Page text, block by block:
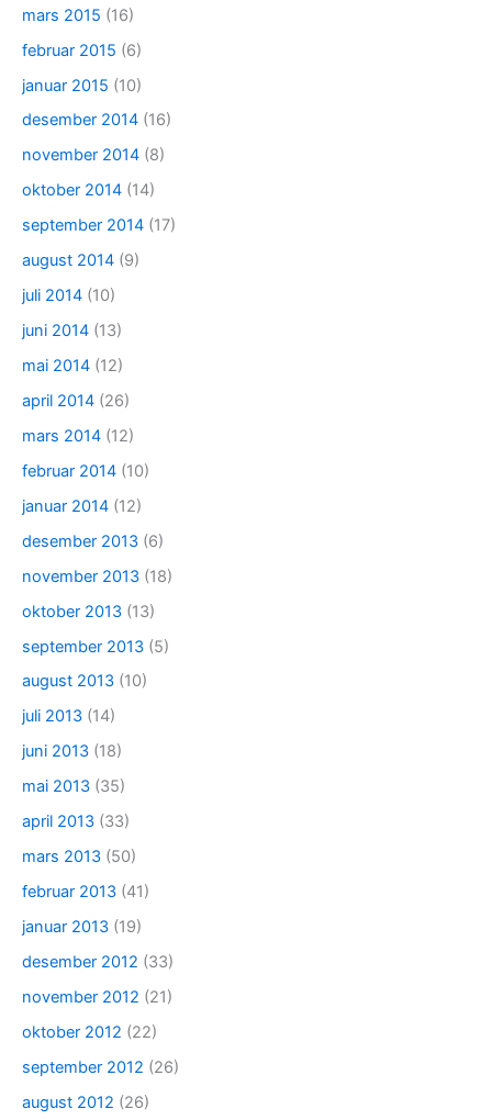
mars 2015 (16)
februar 2015 (6)
januar 2015 (10)
desember 2014 (16)
november 2014 (8)
oktober 2014 (14)
september 2014 (17)
august 2014 (9)
juli 2014 (10)
juni 2014 (13)
mai 2014 (12)
april 2014 (26)
mars 2014 (12)
februar 2014 (10)
januar 2014 (12)
desember 2013 (6)
november 2013 (18)
oktober 2013 (13)
september 2013 (5)
august 2013 (10)
juli 2013 (14)
juni 2013 (18)
mai 2013 (35)
april 2013 (33)
mars 2013 (50)
februar 2013 (41)
januar 2013 (19)
desember 2012 (33)
november 2012 (21)
oktober 2012 (22)
september 2012 (26)
august 2012 (26)